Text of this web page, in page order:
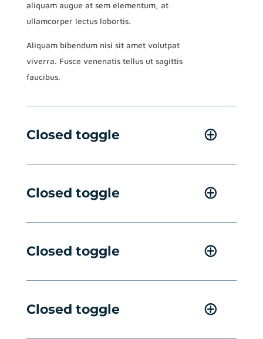
aliquam augue at sem elementum, at
ullamcorper lectus lobortis.
Aliquam bibendum nisi sit amet volutpat
viverra. Fusce venenatis tellus ut sagittis
faucibus.
Closed toggle
Closed toggle
Closed toggle
Closed toggle